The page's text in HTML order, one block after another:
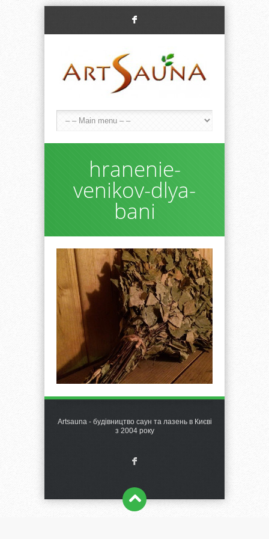
F
hranenie-
venikov-dlya-
bani
Artsauna - будівництво саун та лазень в Києві
з 2004 року
F